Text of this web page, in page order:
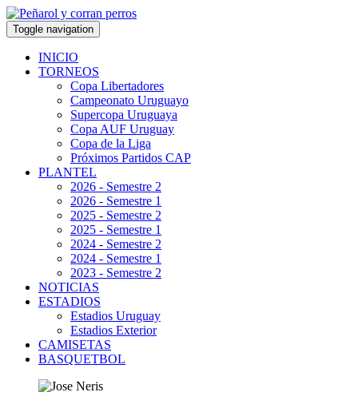
Toggle navigation
INICIO
TORNEOS
Copa Libertadores
Campeonato Uruguayo
Supercopa Uruguaya
Copa AUF Uruguay
Copa de la Liga
Próximos Partidos CAP
PLANTEL
2026 - Semestre 2
2026 - Semestre 1
2025 - Semestre 2
2025 - Semestre 1
2024 - Semestre 2
2024 - Semestre 1
2023 - Semestre 2
NOTICIAS
ESTADIOS
Estadios Uruguay
Estadios Exterior
CAMISETAS
BASQUETBOL